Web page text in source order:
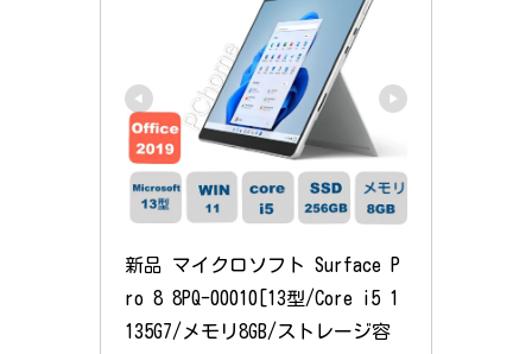
新品 マイクロソフト Surface P
ro 8 8PQ-00010[13型/Core i5 1
135G7/メモリ8GB/ストレージ容